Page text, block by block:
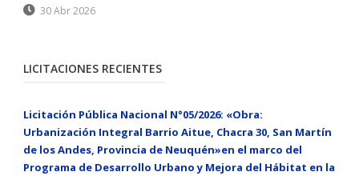
30 Abr 2026
LICITACIONES RECIENTES
Licitación Pública Nacional N°05/2026: «Obra:
Urbanización Integral Barrio Aitue, Chacra 30, San Martín
de los Andes, Provincia de Neuquén»en el marco del
Programa de Desarrollo Urbano y Mejora del Hábitat en la